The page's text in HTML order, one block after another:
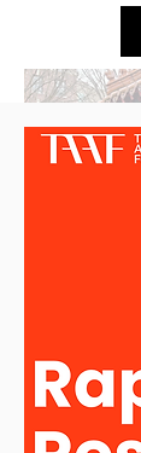
الأمريكية